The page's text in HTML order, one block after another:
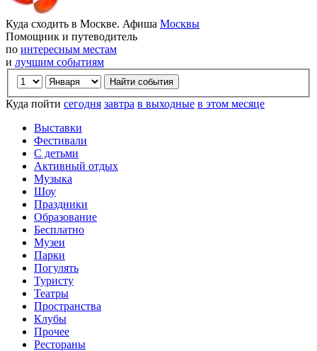
Куда сходить в Москве. Афиша Москвы
Помощник и путеводитель
по интересным местам
и лучшим событиям
Куда пойти сегодня завтра в выходные в этом месяце
Выставки
Фестивали
С детьми
Активный отдых
Музыка
Шоу
Праздники
Образование
Бесплатно
Музеи
Парки
Погулять
Туристу
Театры
Пространства
Клубы
Прочее
Рестораны